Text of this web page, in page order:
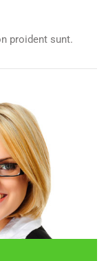
proident sunt.